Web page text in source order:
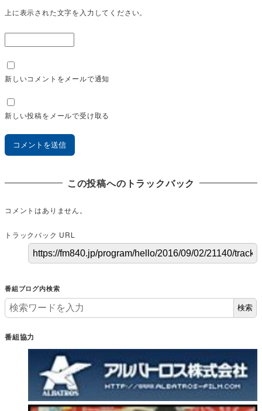
上に表示された文字を入力してください。
新しいコメントをメールで通知
新しい投稿をメールで受け取る
この投稿へのトラックバック
コメントはありません。
トラックバック URL
番組ブログ内検索
検索
番組協力